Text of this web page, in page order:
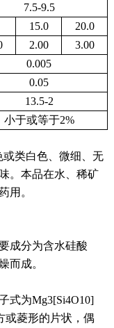
7.5-9.5
15.0
20.0
2.00
3.00
0.005
0.05
13.5-2
小于或等于2%
类白色、微细、无
。本品在水、稀矿
用。
成分为含水硅酸
而成。
式为Mg3[Si4O10]
或菱形的片状，偶